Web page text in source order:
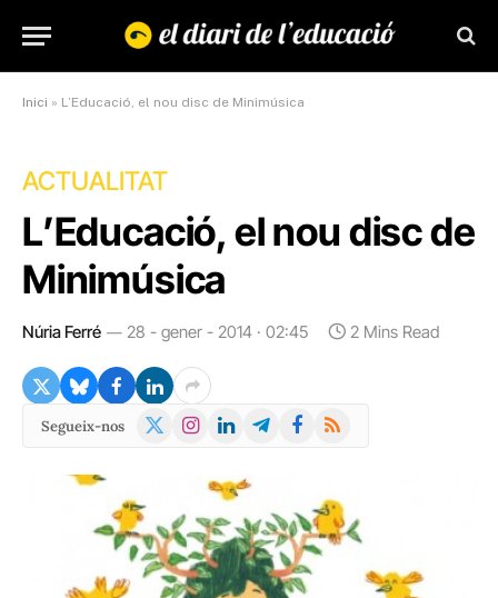
Inici » L’Educació, el nou disc de Minimúsica
ACTUALITAT
L’Educació, el nou disc de
Minimúsica
Núria Ferré 28 - gener - 2014 · 02:45 2 Mins Read
Segueix-nos
X
Instagram
LinkedInTelegramFacebook
RSS